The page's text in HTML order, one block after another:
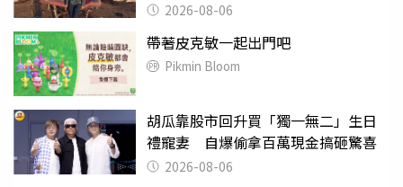
2026-08-06
帶著皮克敏一起出門吧
Pikmin Bloom
胡瓜靠股市回升買「獨一無二」生日
禮寵妻 自爆偷拿百萬現金搞砸驚喜
2026-08-06